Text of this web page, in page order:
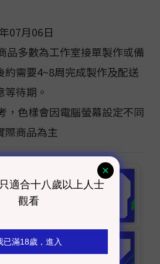
07月06日
品多數為工作室接單製作或備
約需要4~8周完成製作及配送
待期。
，色樣會因電腦螢幕設定不同
際商品為主